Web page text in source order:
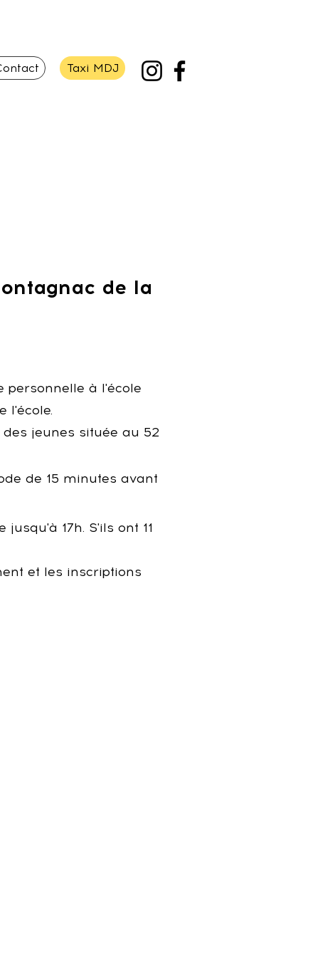
Taxi MDJ
de la
personnelle à l'école
l'école.
jeunes située au 52
de 15 minutes avant
17h. S'ils ont 11
et les inscriptions